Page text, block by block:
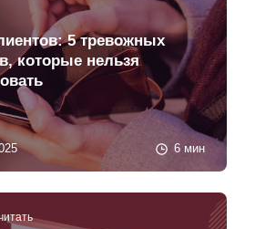
5 тревожных
которые нельзя
6 мин